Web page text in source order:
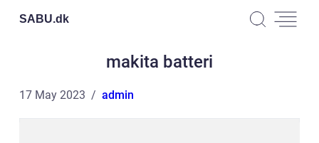
SABU.dk
makita batteri
17 May 2023 admin